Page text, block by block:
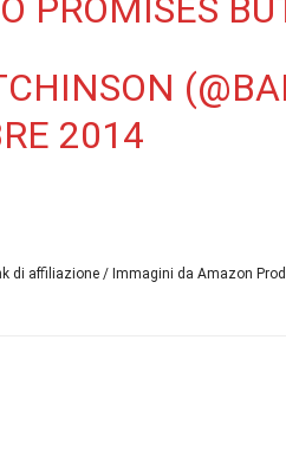
PROMISES
2014
di affiliazione / Immagini da Amazon